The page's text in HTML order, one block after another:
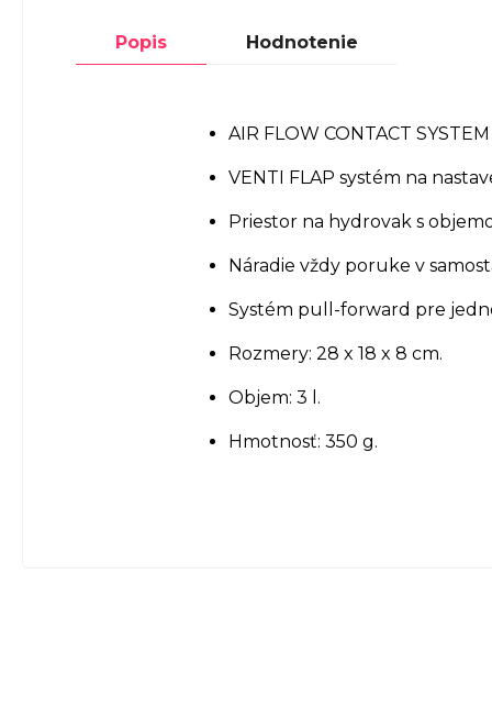
Popis Hodnotenie
AIR FLOW CONTACT
VENTI FLAP systém na
Priestor na hydrovak s
Náradie vždy poruke v
Systém pull-forward pre
Rozmery: 28 x 18 x 8 cm.
Objem: 3 l.
Hmotnosť: 350 g.